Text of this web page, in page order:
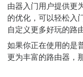
由器入门用户提供更
的优化，可以轻松入
自定义更多好玩的路
如果你正在使用的是
更为丰富的路由器，